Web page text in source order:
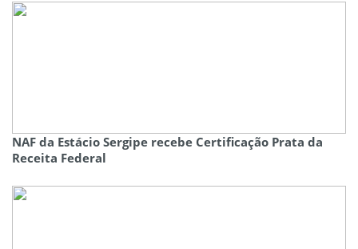
NAF da Estácio Sergipe recebe Certificação Prata da
Receita Federal